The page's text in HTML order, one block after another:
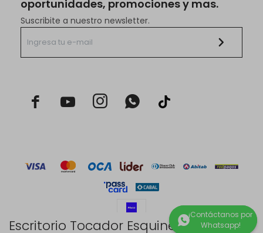
Escritorio Tocador Esquinero - Glitter -
oportunidades, promociones y mas.
Suscribite a nuestro newsletter.
  